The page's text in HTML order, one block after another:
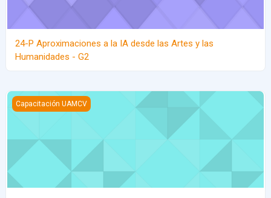
24-P Aproximaciones a la IA desde las Artes y las
Humanidades - G2
24-P Aproximaciones a la IA desde las Artes y las Humanidades
Capacitación UAMCV